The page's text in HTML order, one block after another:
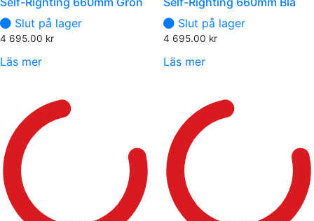
Slut på lager
4 695.00 kr
Läs mer
Slut på lager
4 695.00 kr
Läs mer